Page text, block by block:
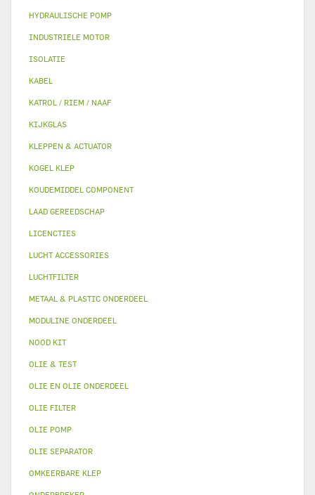
HYDRAULISCHE POMP
INDUSTRIELE MOTOR
ISOLATIE
KABEL
KATROL / RIEM / NAAF
KIJKGLAS
KLEPPEN & ACTUATOR
KOGEL KLEP
KOUDEMIDDEL COMPONENT
LAAD GEREEDSCHAP
LICENCTIES
LUCHT ACCESSORIES
LUCHTFILTER
METAAL & PLASTIC ONDERDEEL
MODULINE ONDERDEEL
NOOD KIT
OLIE & TEST
OLIE EN OLIE ONDERDEEL
OLIE FILTER
OLIE POMP
OLIE SEPARATOR
OMKEERBARE KLEP